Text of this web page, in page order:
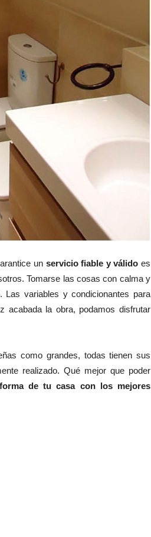
un servicio fiable y válido es
Tomarse las cosas con calma y
variables y condicionantes para
acabada la obra, podamos disfrutar
como grandes, todas tienen sus
realizado. Qué mejor que poder
de tu casa con los mejores